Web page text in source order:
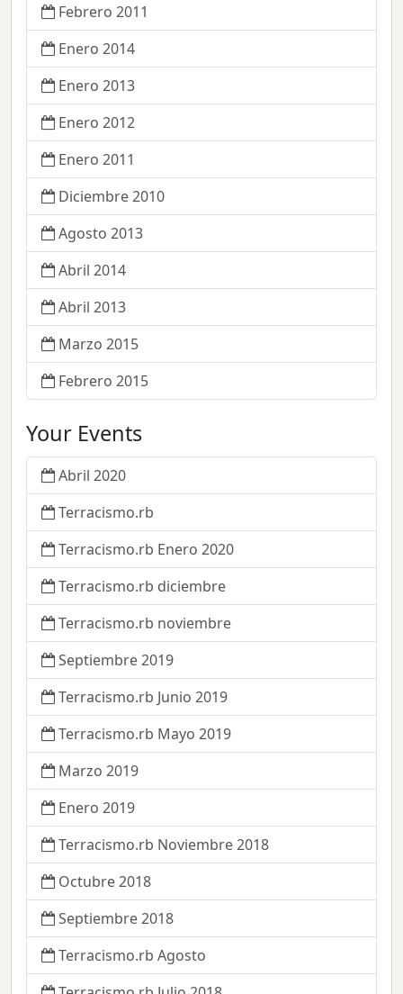
Febrero 2011
Enero 2014
Enero 2013
Enero 2012
Enero 2011
Diciembre 2010
Agosto 2013
Abril 2014
Abril 2013
Marzo 2015
Febrero 2015
Your Events
Abril 2020
Terracismo.rb
Terracismo.rb Enero 2020
Terracismo.rb diciembre
Terracismo.rb noviembre
Septiembre 2019
Terracismo.rb Junio 2019
Terracismo.rb Mayo 2019
Marzo 2019
Enero 2019
Terracismo.rb Noviembre 2018
Octubre 2018
Septiembre 2018
Terracismo.rb Agosto